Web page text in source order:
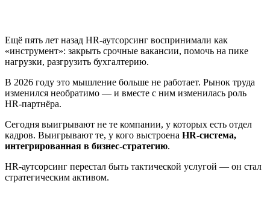
Ещё пять лет назад HR-аутсорсинг воспринимали как
«инструмент»: закрыть срочные вакансии, помочь на пике
нагрузки, разгрузить бухгалтерию.
В 2026 году это мышление больше не работает. Рынок труда
изменился необратимо — и вместе с ним изменилась роль
HR-партнёра.
Сегодня выигрывают не те компании, у которых есть отдел
кадров. Выигрывают те, у кого выстроена HR-система,
интегрированная в бизнес-стратегию.
HR-аутсорсинг перестал быть тактической услугой — он стал
стратегическим активом.